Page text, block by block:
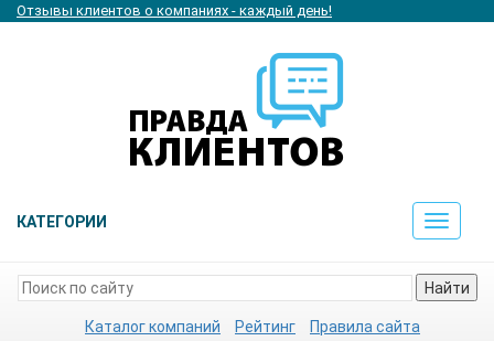
Отзывы клиентов о компаниях - каждый день!
КАТЕГОРИИ
Toggle
Найти
Каталог компаний Рейтинг Правила сайта